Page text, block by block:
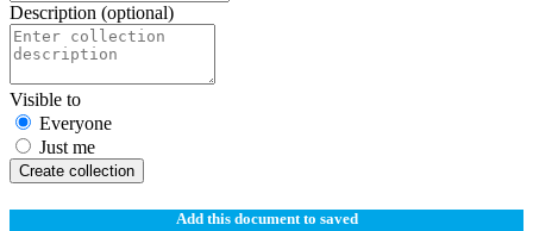
Description (optional)
Visible to
Everyone
Just me
Create collection
Add this document to saved